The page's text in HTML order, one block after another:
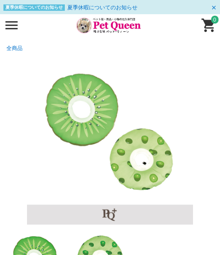
夏季休暇についてのお知らせ 夏季休暇についてのお知らせ
0
全商品